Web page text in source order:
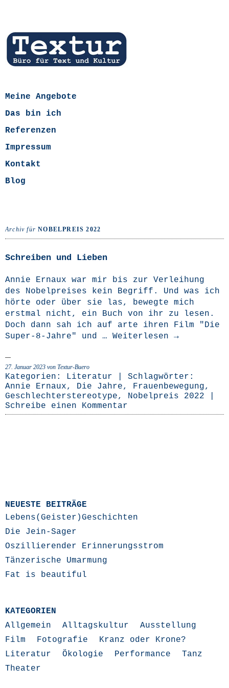
Meine Angebote
Das bin ich
Referenzen
Impressum
Kontakt
Blog
Archiv fürNOBELPREIS 2022
Schreiben und Lieben
Annie Ernaux war mir bis zur Ver­lei­hung
des Nobel­prei­ses kein Begriff. Und was ich
hör­te oder über sie las, beweg­te mich
erst­mal nicht, ein Buch von ihr zu lesen.
Doch dann sah ich auf arte ihren Film "Die
Super-8-Jah­­re" und … Wei­ter­le­sen →
27. Januar 2023 von Textur-Buero
Kategorien: Literatur | Schlagwörter:
Annie Ernaux, Die Jahre, Frauenbewegung,
Geschlechterstereotype, Nobelpreis 2022
Schreibe einen Kommentar
NEUESTE BEITRÄGE
Lebens(Geister)Geschichten
Die Jein-Sager
Oszillierender Erinnerungsstrom
Tänzerische Umarmung
Fat is beautiful
KATEGORIEN
Allgemein
Alltagskultur
Ausstellung
Film
Fotografie
Kranz oder Krone?
Literatur
Ökologie Performance
Tanz
Theater